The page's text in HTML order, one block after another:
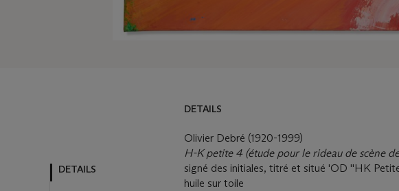
DETAILS
DETAILS
Olivier Debré (1920-1999)
H-K petite 4 (étude pour le rideau de scène
signé des initiales, titré et situé 'OD ''HK
huile sur toile